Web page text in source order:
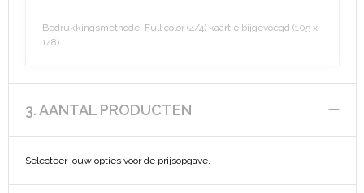
Autotassen
Reistassensets
Tablettassen
Bedrukkingsmethode: Full color (4/4) kaartje bijgevoegd (105 x
148)
3. AANTAL PRODUCTEN
Selecteer jouw opties voor de prijsopgave.